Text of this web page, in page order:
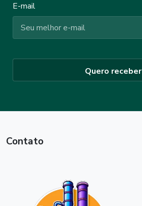
E-mail
Quero receber
Contato